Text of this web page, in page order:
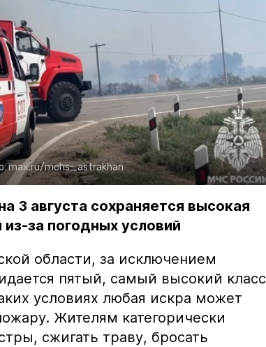
max.ru/mchs_astrakhan
3 августа сохраняется высокая
за погодных условий
области, за исключением
пятый, самый высокий класс
условиях любая искра может
Жителям категорически
сжигать траву, бросать